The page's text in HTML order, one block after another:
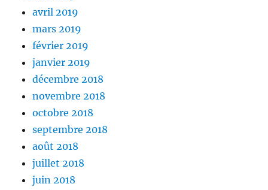
avril 2019
mars 2019
février 2019
janvier 2019
décembre 2018
novembre 2018
octobre 2018
septembre 2018
août 2018
juillet 2018
juin 2018